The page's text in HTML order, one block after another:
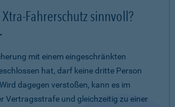
Fahrerschutz sinnvoll?
mit einem eingeschränkten
hat, darf keine dritte Person
dagegen verstoßen, kann es im
Vertragsstrafe und gleichzeitig zu einer